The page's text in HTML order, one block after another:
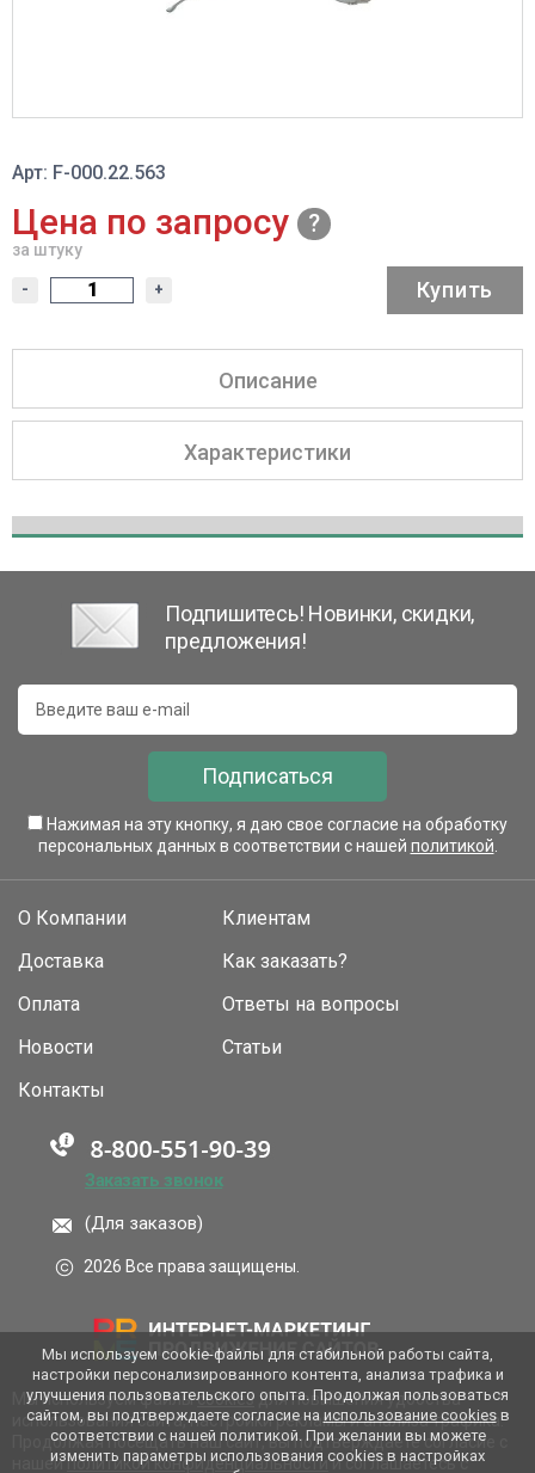
Арт: F-000.22.563
Цена по запросу
за штуку
- + Купить
Описание
Характеристики
Подпишитесь! Новинки, скидки,
предложения!
Подписаться
Нажимая на эту кнопку, я даю свое согласие на обработку
персональных данных в соответствии с нашей политикой
О Компании
Доставка
Оплата
Новости
Клиентам
Как заказать?
Ответы на вопросы
Статьи
Контакты
Заказать звонок
(Для заказов)
2026 Все права защищены.
Мы используем файлыcookies для повышения удобства
использования сайта, настройки рекламы и анализа трафика.
Продолжая посещать наш сайт, вы подтверждаете согласие с
нашейполитикой конфиденциальностии соглашаетесь с
Мы используем cookie-файлы для стабильной работы сайта,
настройки персонализированного контента, анализа трафика и
улучшения пользовательского опыта. Продолжая пользоваться
сайтом, вы подтверждаете согласие на использование cookiesв
соответствии с нашей политикой. При желании вы можете
изменить параметры использования cookies в настройках